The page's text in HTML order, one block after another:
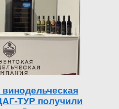
ТУР получили